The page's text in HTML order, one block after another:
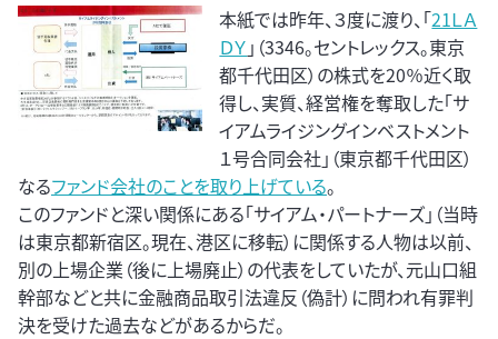
本紙では昨年、３度に渡り、「21ＬＡ
ＤＹ 」（3346。セントレックス。東京
都千代田区）の株式を20％近く取
得し、実質、経営権を奪取した「サ
イアムライジングインベストメント
１号合同会社」（東京都千代田区）
なるファンド会社のことを取り上げている。
このファンドと深い関係にある「サイアム・パートナーズ」（当時
は東京都新宿区。現在、港区に移転）に関係する人物は以前、
別の上場企業（後に上場廃止）の代表をしていたが、元山口組
幹部などと共に金融商品取引法違反（偽計）に問われ有罪判
決を受けた過去などがあるからだ。